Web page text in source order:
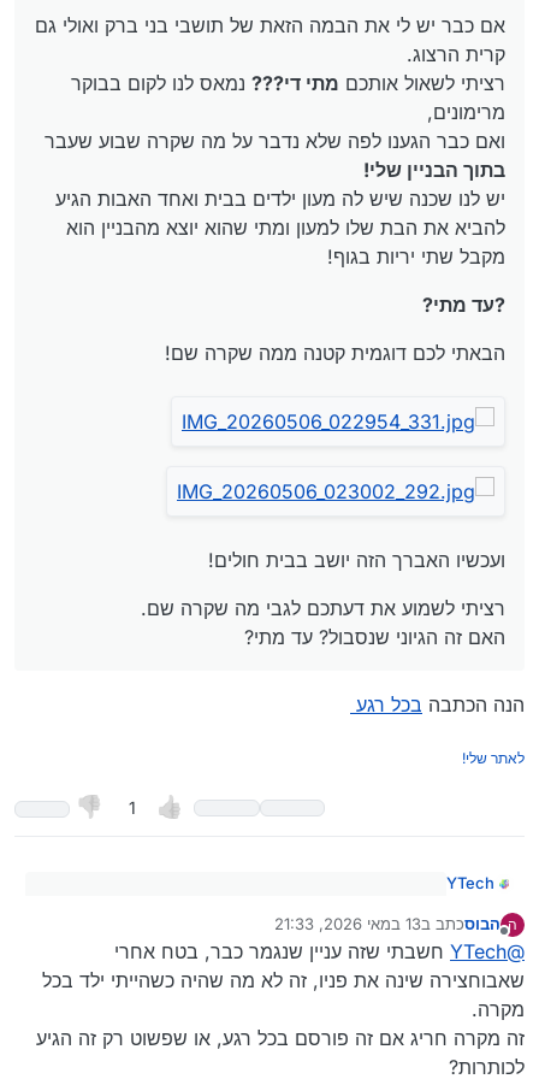
את הבת שלו למעון ומתי שהוא יוצא מהבניין הוא מקבל שתי
רציתי לשמוע את דעתכם לגבי מה שקרה שם.
האם זה הגיוני שנסבול? עד מתי?
אם כבר יש לי את הבמה הזאת של תושבי בני ברק ואולי גם
קרית הרצוג.
רציתי לשאול אותכם מתי די??? נמאס לנו לקום בבוקר
מרימונים,
ואם כבר הגענו לפה שלא נדבר על מה שקרה שבוע שעבר
בתוך הבניין שלי!
יש לנו שכנה שיש לה מעון ילדים בבית ואחד האבות הגיע
להביא את הבת שלו למעון ומתי שהוא יוצא מהבניין הוא
מקבל שתי יריות בגוף!
?עד מתי?
הבאתי לכם דוגמית קטנה ממה שקרה שם!
ועכשיו האברך הזה יושב בבית חולים!
רציתי לשמוע את דעתכם לגבי מה שקרה שם.
האם זה הגיוני שנסבול? עד מתי?
הנה הכתבה בכל רגע
לאתר שלי!
1
YTech
בתור תושב קרית הרצוג שסובל הרבה מעברינות.
כמו רימונים בבוקר שריפות בלילה וכו.!
קרית הרצוג.
נמאס לנו לקום בבוקר
הנה הכתבהבכל רגע
ה
מנותק
הבוסכתב ב13 במאי 2026, 21:33
נערך לאחרונה על ידי
@
YTech חשבתי שזה עניין שנגמר כבר, בטח אחרי
שאבוחצירה שינה את פניו, זה לא מה שהיה כשהייתי ילד בכל
מקרה.
זה מקרה חריג אם זה פורסם בכל רגע, או שפשוט רק זה הגיע
לכותרות?